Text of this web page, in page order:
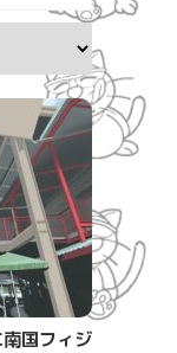
国フィジ